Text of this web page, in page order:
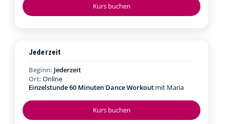
Kurs buchen
Kurs buchen
Jederzeit
Beginn: Jederzeit
Ort: Online
Einzelstunde 60 Minuten Dance Workout mit Maria